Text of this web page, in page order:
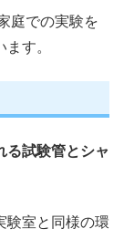
庭での実験を
す。
る試験管とシャ
験室と同様の環